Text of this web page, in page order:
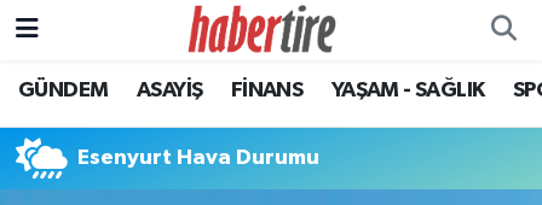
GÜNDEM ASAYİŞ FİNANS YAŞAM - SAĞLIK
Esenyurt Hava Durumu
Tire Nöbetçi Eczaneler
Tire Hava Durumu